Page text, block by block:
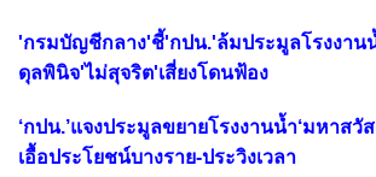
'กรมบัญชีกลาง'ชี้'กปน.'ล้มประมูลโรงงาน
ดุลพินิจ'ไม่สุจริต'เสี่ยงโดนฟ้อง
‘กปน.’แจงประมูลขยายโรงงานน้ำ‘มหาสวั
เอื้อประโยชน์บางราย-ประวิงเวลา